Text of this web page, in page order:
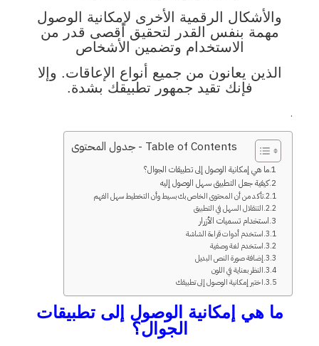
والأشكال الرقمية الأخرى لإمكانية الوصول
مهمة بنفس القدر لتحقيق أقصى قدر من
الاستخدام وتضمين الأشخاص
الذين يعانون من جميع أنواع الإعاقات. وإلا
فإنك تقيد جمهور تطبيقك بشدة.
.
Table of Contents - جدول المحتوى
ما هي إمكانية الوصول إلى تطبيقات الجوال؟
كيفية جعل التطبيق سهل الوصول إليه
تأكد من أن المحتوى الخاص بك بسيط وأن التخطيط سهل الفهم
التنقلال السهل في التطبيق
استخدام تسميات الأزرار
استخدم أدوات قراءة الشاشة
استخدم لغة وصفية
إضافة صورة النص البديل
النظر بعناية في اللون
اختبر إمكانية الوصول إلى تطبيقك
ما هي إمكانية الوصول إلى تطبيقات
الجوال؟